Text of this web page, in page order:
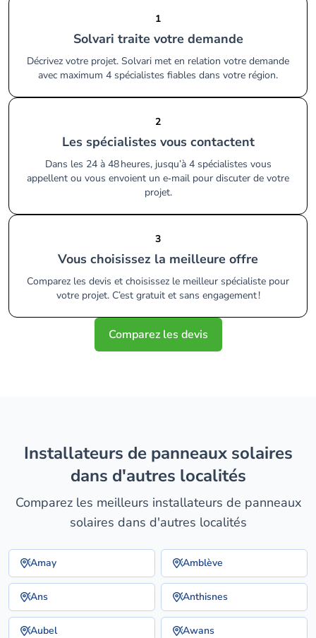
1
Solvari traite votre demande
Décrivez votre projet. Solvari met en relation votre demande
avec maximum 4 spécialistes fiables dans votre région.
2
Les spécialistes vous contactent
Dans les 24 à 48 heures, jusqu’à 4 spécialistes vous
appellent ou vous envoient un e‑mail pour discuter de votre
projet.
3
Vous choisissez la meilleure offre
Comparez les devis et choisissez le meilleur spécialiste pour
votre projet. C’est gratuit et sans engagement !
Comparez les devis
installateurs de panneaux solaires
dans d'autres localités
Comparez les meilleurs installateurs de panneaux
solaires dans d'autres localités
Amay Amblève
Ans Anthisnes
Aubel Awans